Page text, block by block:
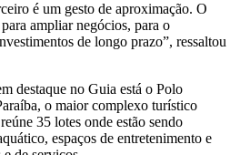
é um gesto de aproximação. O
ampliar negócios, para o
de longo prazo”, ressaltou
destaque no Guia está o Polo
o maior complexo turístico
35 lotes onde estão sendo
espaços de entretenimento e